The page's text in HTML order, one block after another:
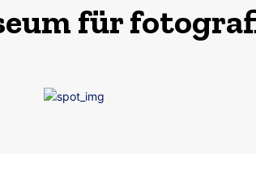
für